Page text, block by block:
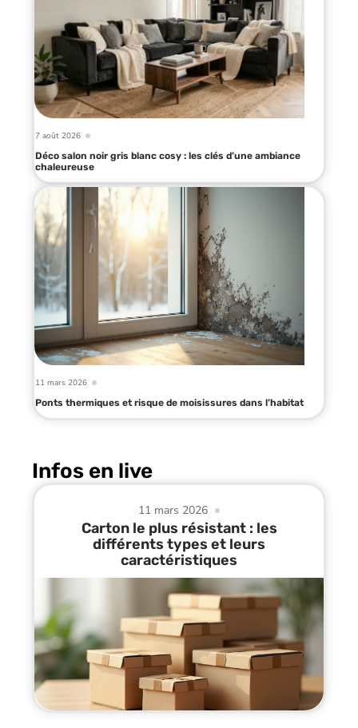
7 août 2026
Déco salon noir gris blanc cosy : les clés d’une ambiance
chaleureuse
11 mars 2026
Ponts thermiques et risque de moisissures dans l’habitat
Infos en live
11 mars 2026
Carton le plus résistant : les
différents types et leurs
caractéristiques